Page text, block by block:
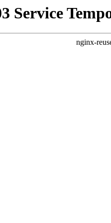
Service
nginx-